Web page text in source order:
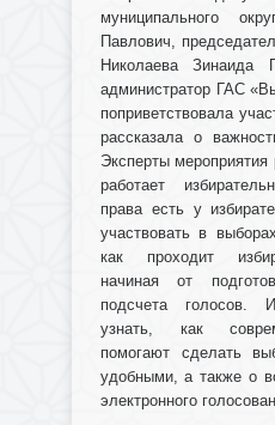
муниципального
Павлович,
Николаева Зинаида
администратор ГАС
поприветствовала
рассказала о
Эксперты мероприятия
работает
права есть у
участвовать в
как проходит
начиная от
подсчета голосов.
узнать, как
помогают сделать
удобными, а также о
электронного